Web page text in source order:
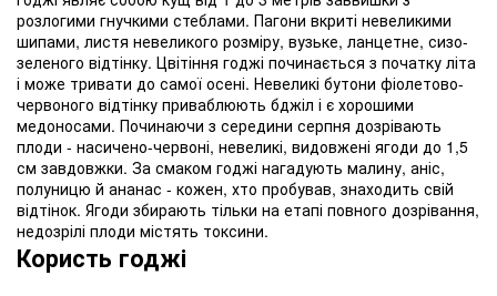
розлогими гнучкими стеблами. Пагони вкриті невеликими
шипами, листя невеликого розміру, вузьке, ланцетне, сизо-
зеленого відтінку. Цвітіння годжі починається з початку літа
і може тривати до самої осені. Невеликі бутони фіолетово-
червоного відтінку приваблюють бджіл і є хорошими
медоносами. Починаючи з середини серпня дозрівають
плоди - насичено-червоні, невеликі, видовжені ягоди до 1,5
см завдовжки. За смаком годжі нагадують малину, аніс,
полуницю й ананас - кожен, хто пробував, знаходить свій
відтінок. Ягоди збирають тільки на етапі повного дозрівання,
недозрілі плоди містять токсини.
Користь годжі